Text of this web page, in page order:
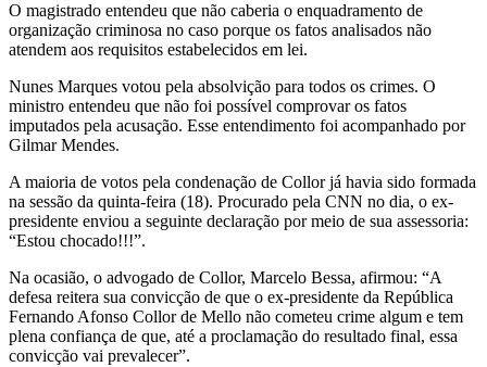
O magistrado entendeu que não caberia o enquadramento de
organização criminosa no caso porque os fatos analisados não
atendem aos requisitos estabelecidos em lei.
Nunes Marques votou pela absolvição para todos os crimes. O
ministro entendeu que não foi possível comprovar os fatos
imputados pela acusação. Esse entendimento foi acompanhado por
Gilmar Mendes.
A maioria de votos pela condenação de Collor já havia sido formada
na sessão da quinta-feira (18). Procurado pela CNN no dia, o ex-
presidente enviou a seguinte declaração por meio de sua assessoria:
“Estou chocado!!!”.
Na ocasião, o advogado de Collor, Marcelo Bessa, afirmou: “A
defesa reitera sua convicção de que o ex-presidente da República
Fernando Afonso Collor de Mello não cometeu crime algum e tem
plena confiança de que, até a proclamação do resultado final, essa
convicção vai prevalecer”.